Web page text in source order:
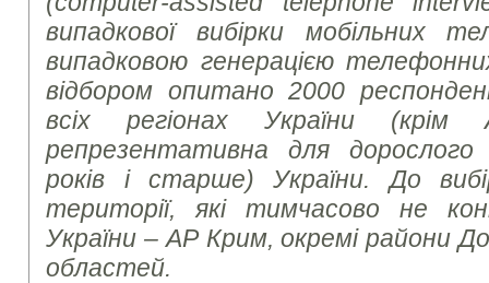
випадкової вибірки мобільних
випадковою генерацією
відбором опитано 2000
всіх регіонах України
репрезентативна для дорослого
років і старше) України. До
території, які тимчасово не
України – АР Крим, окремі райони
областей.